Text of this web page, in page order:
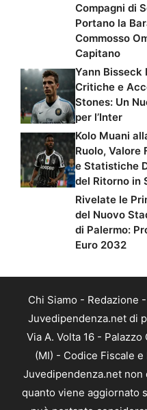
Compagni di
Portano la
Commosso
Capitano
Yann Bisseck
Critiche e
Stones: Un
per l’Inter
Kolo Muani
Ruolo, Valore
e Statistiche
del Ritorno in
Rivelate le
del Nuovo
di Palermo:
Euro 2032
Chi Siamo - Redazione -
Juvedipendenza.net di
Via A. Volta 16 -
(MI) - Codice Fiscale e
Juvedipendenza.net non
quanto viene aggiornato